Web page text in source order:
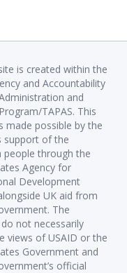
is created within the
and Accountability
and
TAPAS. This
made possible by the
support of the
people through the
Agency for
Development
UK aid from
The
not necessarily
views of USAID or the
Government and
official